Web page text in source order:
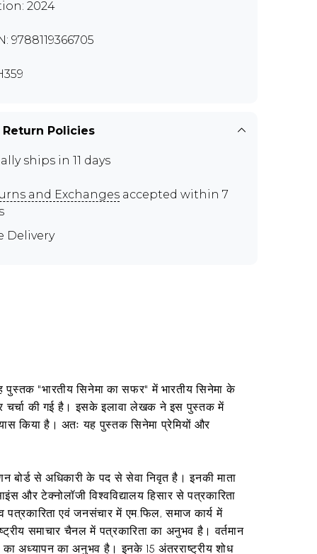
2024
9788119366705
Policies
ships in 11 days
and Exchanges accepted within 7
Delivery
पुस्तक "भारतीय सिनेमा का सफर" में भारतीय सिनेमा के
पर चर्चा की गई है। इसके इलावा लेखक ने इस पुस्तक में
किया है। अतः यह पुस्तक सिनेमा प्रेमियों और
बोर्ड से अधिकारी के पद से सेवा निवृत है। इनकी माता
और टेक्नोलॉजी विश्वविद्यालय हिसार से पत्रकारिता
पत्रकारिता एवं जनसंचार में एम.फिल, समाज कार्य में
समाचार चैनल में पत्रकारिता का अनुभव है। वर्तमान
का अध्यापन का अनुभव है। इनके 15 अंतरराष्ट्रीय शोध